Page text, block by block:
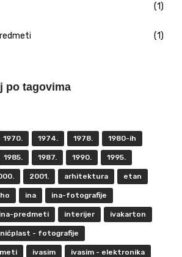
(1)
(1)
po tagovima
1970. 1974. 1978. 1980-ih
1985. 1987. 1990. 1995.
2001. arhitektura etan
ina ina-fotografije
ina-predmeti interijer ivakarton
- fotografije
ivasim ivasim - elektronika